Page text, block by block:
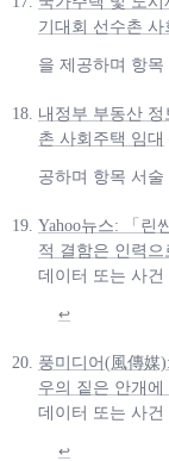
기대회 선수촌 사
을 제공하며 항목
내정부 부동산
촌 사회주택 임대
공하며 항목 서술
Yahoo뉴스: 「린
적 결함은 인력
데이터 또는 사건
↩
풍미디어(風傳媒
우의 짙은 안개
데이터 또는 사건
↩